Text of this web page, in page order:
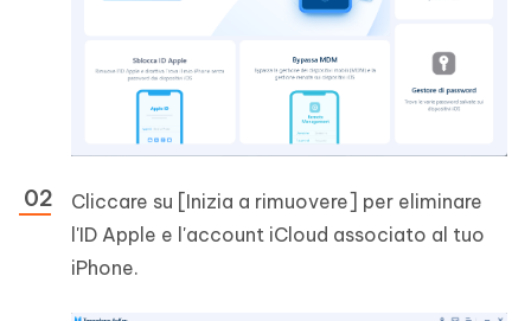
Cliccare su [Inizia a rimuovere] per eliminare
l'ID Apple e l'account iCloud associato al tuo
iPhone.